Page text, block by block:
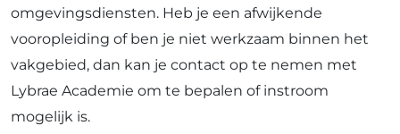
omgevingsdiensten. Heb je een afwijkende
vooropleiding of ben je niet werkzaam binnen het
vakgebied, dan kan je contact op te nemen met
Lybrae Academie om te bepalen of instroom
mogelijk is.